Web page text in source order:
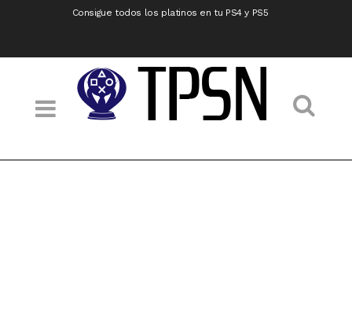
Consigue todos los platinos en tu PS4 y PS5